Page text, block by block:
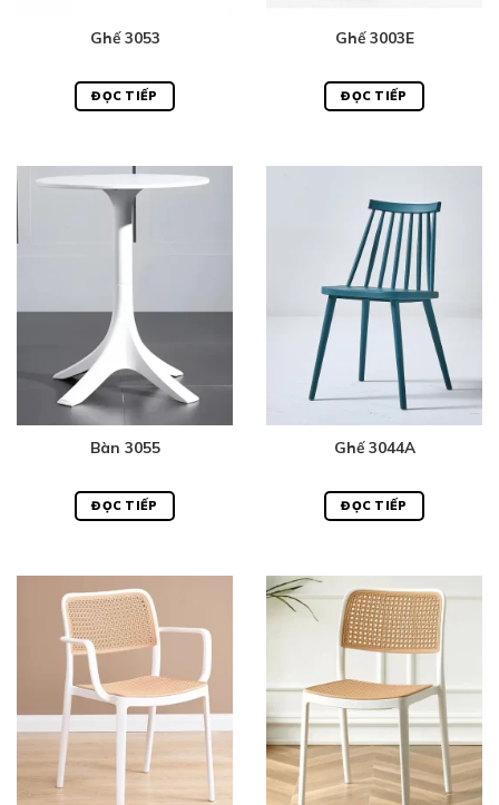
Ghế 3053
ĐỌC TIẾP
Ghế 3003E
ĐỌC TIẾP
Bàn 3055
ĐỌC TIẾP
Ghế 3044A
ĐỌC TIẾP